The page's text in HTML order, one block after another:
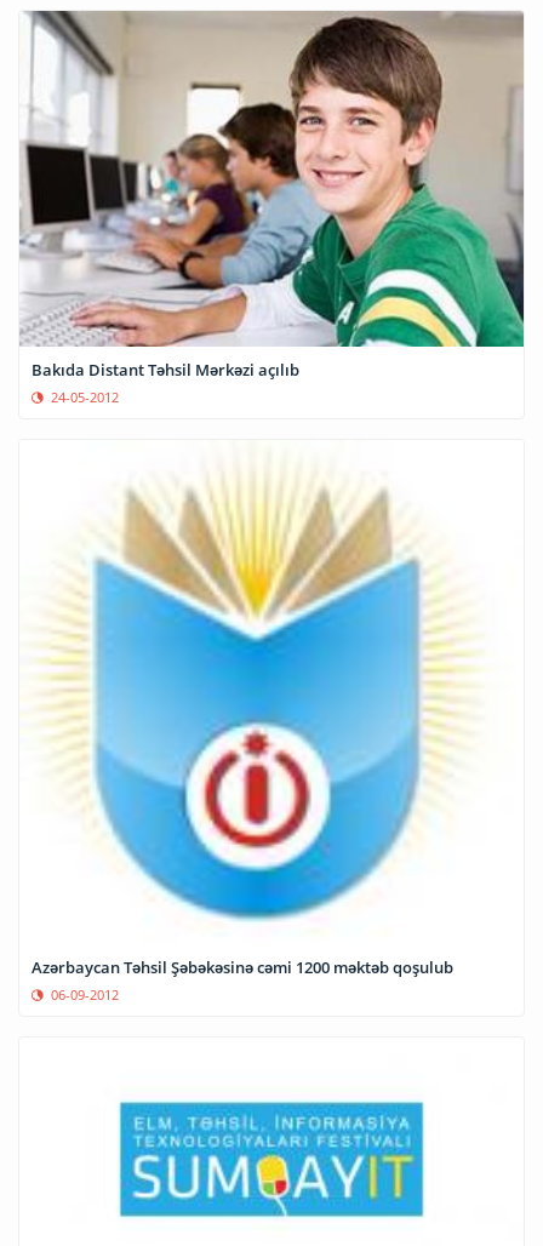
Bakıda Distant Təhsil Mərkəzi açılıb
24-05-2012
Azərbaycan Təhsil Şəbəkəsinə cəmi 1200 məktəb qoşulub
06-09-2012